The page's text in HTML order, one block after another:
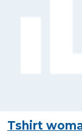
Tshirt